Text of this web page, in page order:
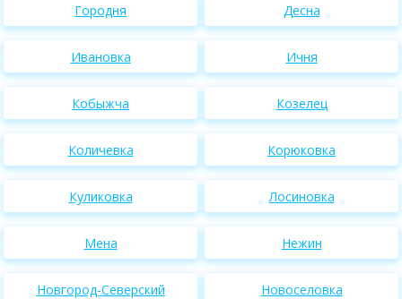
Городня Десна
Ивановка Ичня
Кобыжча Козелец
Количевка Корюковка
Куликовка Лосиновка
Мена Нежин
Новгород-Северский Новоселовка